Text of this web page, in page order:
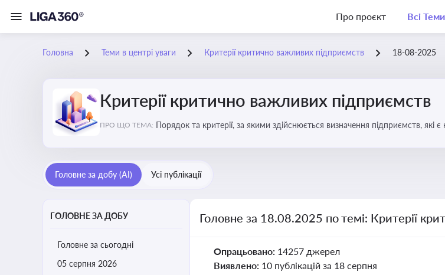
Про проєкт Всі Теми
Головна Теми в центрі уваги Критерії критично важливих підприємств 18-08-2025
Критерії критично важливих підприємств
ПРО ЩО ТЕМА: Порядок та критерії, за якими здійснюється визначення підприємств,
Головне за добу (AI) Усі публікації
ГОЛОВНЕ ЗА ДОБУ
Головне за сьогодні
05 серпня 2026
Головне за 18.08.2025 по темі: Критерії
Опрацьовано: 14257 джерел
Виявлено: 10 публікацій за 18 серпня